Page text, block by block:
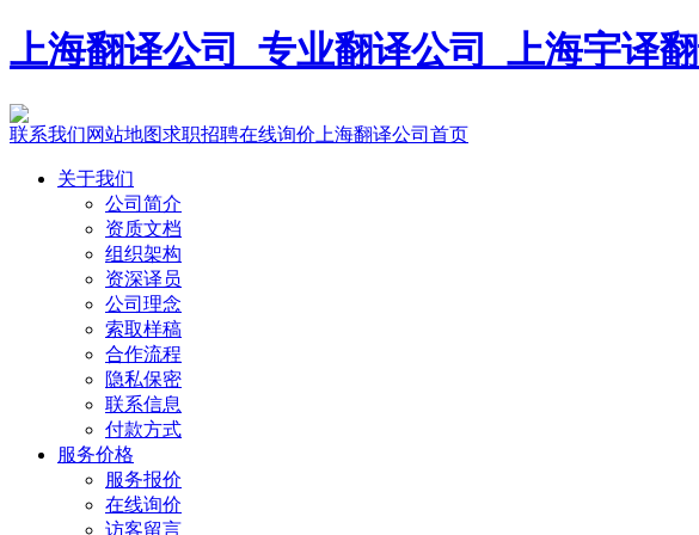
上海翻译公司_专业翻译公司_上海宇译
联系我们网站地图求职招聘在线询价 上海翻译公司首页
关于我们
公司简介
资质文档
组织架构
资深译员
公司理念
索取样稿
合作流程
隐私保密
联系信息
付款方式
服务价格
服务报价
在线询价
访客留言